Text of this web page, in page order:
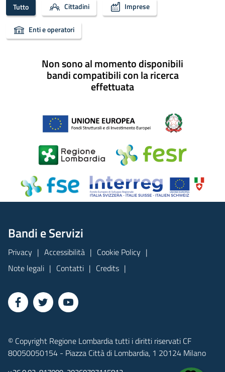
Tutto Cittadini Imprese
Enti e operatori
Non sono al momento disponibili
bandi compatibili con la ricerca
effettuata
Bandi e Servizi
Privacy Accessibilità
Cookie Policy
Note legali
Contatti Credits
© Copyright Regione Lombardia tutti i diritti riservati CF
80050050154 - Piazza Città di Lombardia, 1 20124 Milano